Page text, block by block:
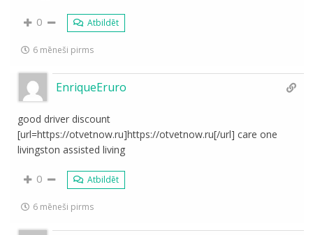
0 Atbildēt
6 mēneši pirms
EnriqueEruro
good driver discount
[url=https://otvetnow.ru]https://otvetnow.ru[/url] care one
livingston assisted living
0 Atbildēt
6 mēneši pirms